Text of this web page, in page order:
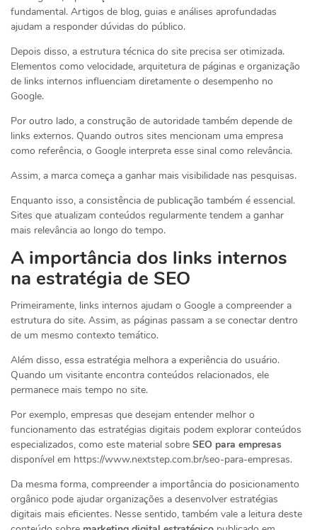
fundamental. Artigos de blog, guias e análises aprofundadas
ajudam a responder dúvidas do público.
Depois disso, a estrutura técnica do site precisa ser otimizada.
Elementos como velocidade, arquitetura de páginas e organização
de links internos influenciam diretamente o desempenho no
Google.
Por outro lado, a construção de autoridade também depende de
links externos. Quando outros sites mencionam uma empresa
como referência, o Google interpreta esse sinal como relevância.
Assim, a marca começa a ganhar mais visibilidade nas pesquisas.
Enquanto isso, a consistência de publicação também é essencial.
Sites que atualizam conteúdos regularmente tendem a ganhar
mais relevância ao longo do tempo.
A importância dos links internos
na estratégia de SEO
Primeiramente, links internos ajudam o Google a compreender a
estrutura do site. Assim, as páginas passam a se conectar dentro
de um mesmo contexto temático.
Além disso, essa estratégia melhora a experiência do usuário.
Quando um visitante encontra conteúdos relacionados, ele
permanece mais tempo no site.
Por exemplo, empresas que desejam entender melhor o
funcionamento das estratégias digitais podem explorar conteúdos
especializados, como este material sobre SEO para empresas
disponível em https://www.nextstep.com.br/seo-para-empresas.
Da mesma forma, compreender a importância do posicionamento
orgânico pode ajudar organizações a desenvolver estratégias
digitais mais eficientes. Nesse sentido, também vale a leitura deste